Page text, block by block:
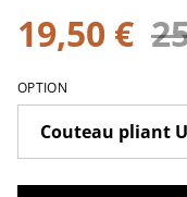
19,50 €
OPTION